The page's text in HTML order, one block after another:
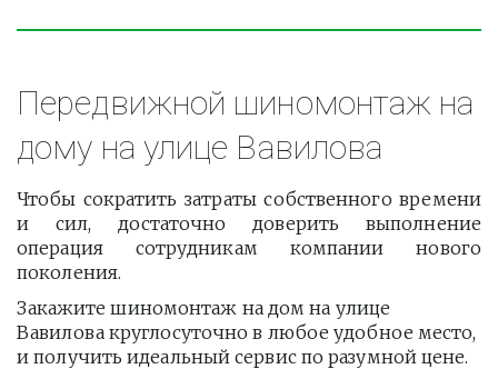
Передвижной шиномонтаж на
дому на улице Вавилова
Чтобы сократить затраты собственного времени
и сил, достаточно доверить выполнение
операция сотрудникам компании нового
поколения.
Закажите шиномонтаж на дом на улице
Вавилова круглосуточно в любое удобное место,
и получить идеальный сервис по разумной цене.